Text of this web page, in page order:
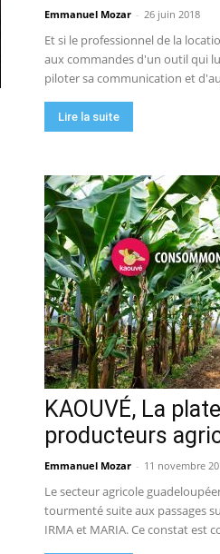
Emmanuel Mozar - 26 juin 2018
Et si le professionnel de la
aux commandes d'un outil qui
piloter sa communication et
Lire la suite
KAOUVÉ, La
producteurs
Emmanuel Mozar - 11 novembre
Le secteur agricole
tourmenté suite aux passages
IRMA et MARIA. Ce constat est